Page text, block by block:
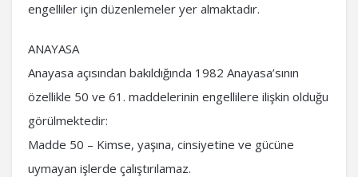
engelliler için düzenlemeler yer almaktadır.
ANAYASA
Anayasa açısından bakıldığında 1982 Anayasa’sının
özellikle 50 ve 61. maddelerinin engellilere ilişkin olduğu
görülmektedir:
Madde 50 – Kimse, yaşına, cinsiyetine ve gücüne
uymayan işlerde çalıştırılamaz.